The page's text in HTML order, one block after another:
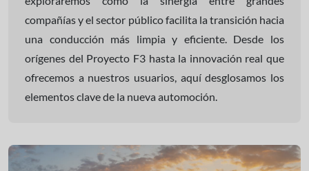
compañías y el sector público facilita la transición hacia
una conducción más limpia y eficiente. Desde los
orígenes del Proyecto F3 hasta la innovación real que
ofrecemos a nuestros usuarios, aquí desglosamos los
elementos clave de la nueva automoción.